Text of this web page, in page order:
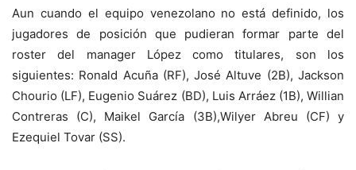
Aun cuando el equipo venezolano no está definido, los
jugadores de posición que pudieran formar parte del
roster del manager López como titulares, son los
siguientes: Ronald Acuña (RF), José Altuve (2B), Jackson
Chourio (LF), Eugenio Suárez (BD), Luis Arráez (1B), Willian
Contreras (C), Maikel García (3B),Wilyer Abreu (CF) y
Ezequiel Tovar (SS).